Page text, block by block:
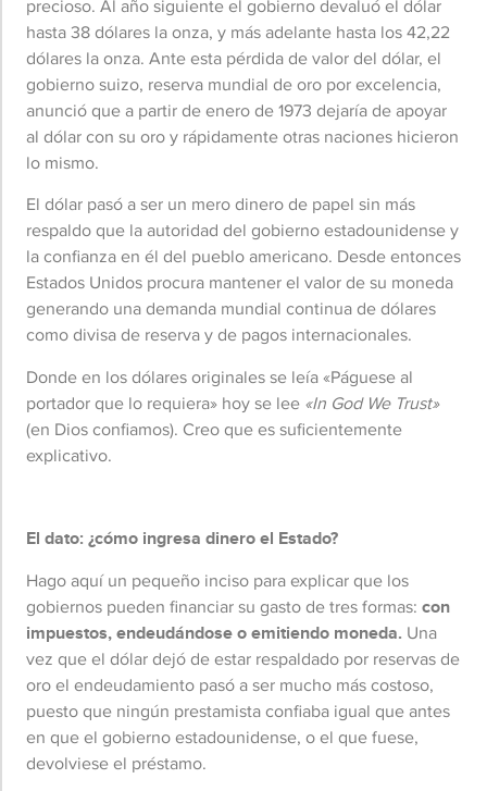
precioso. Al año siguiente el gobierno devaluó el dólar
hasta 38 dólares la onza, y más adelante hasta los 42,22
dólares la onza. Ante esta pérdida de valor del dólar, el
gobierno suizo, reserva mundial de oro por excelencia,
anunció que a partir de enero de 1973 dejaría de apoyar
al dólar con su oro y rápidamente otras naciones hicieron
lo mismo.
El dólar pasó a ser un mero dinero de papel sin más
respaldo que la autoridad del gobierno estadounidense y
la confianza en él del pueblo americano. Desde entonces
Estados Unidos procura mantener el valor de su moneda
generando una demanda mundial continua de dólares
como divisa de reserva y de pagos internacionales.
Donde en los dólares originales se leía «Páguese al
portador que lo requiera» hoy se lee «In God We Trust»
(en Dios confiamos). Creo que es suficientemente
explicativo.
El dato: ¿cómo ingresa dinero el Estado?
Hago aquí un pequeño inciso para explicar que los
gobiernos pueden financiar su gasto de tres formas: con
impuestos, endeudándose o emitiendo moneda. Una
vez que el dólar dejó de estar respaldado por reservas de
oro el endeudamiento pasó a ser mucho más costoso,
puesto que ningún prestamista confiaba igual que antes
en que el gobierno estadounidense, o el que fuese,
devolviese el préstamo.